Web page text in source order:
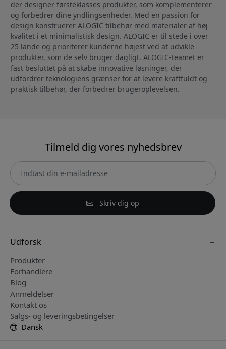
der designer førsteklasses produkter, som komplementerer
og forbedrer dine yndlingsenheder. Med en passion for
design konstruerer ALOGIC tilbehør med materialer af høj
kvalitet i et minimalistisk design. ALOGIC er til stede i over
25 lande og prioriterer kunderne højest ved at udvikle
produkter, som de selv bruger dagligt. ALOGIC-teamet er
fast besluttet på at skabe innovative løsninger, der
udfordrer teknologiens grænser for at levere kraftfuldt og
praktisk tilbehør, der forbedrer brugeroplevelsen.
Tilmeld dig vores nyhedsbrev
Skriv dig op
Udforsk
Produkter
Forhandlere
Blog
Anmeldelser
Kontakt os
Salgs- og leveringsbetingelser
Dansk